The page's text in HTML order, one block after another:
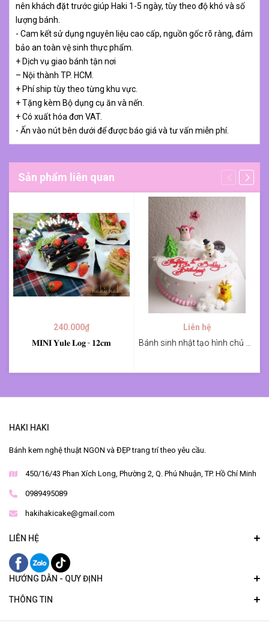
nên khách đặt trước giúp Haki 1-5 ngày, tùy theo độ khó và số
lượng bánh.
- Cam kết sử dụng nguyên liệu cao cấp, nguồn gốc rõ ràng, đảm
bảo an toàn vệ sinh thực phẩm.
+ Dịch vụ giao bánh tận nơi
– Nội thành TP. HCM.
+ Phí ship tùy theo từng khu vực.
+ Tặng kèm Bộ dụng cụ ăn và nến.
+ Có xuất hóa đơn VAT.
- Ấn vào nút bên dưới để được báo giá và tư vấn miễn phí.
Sản phẩm liên quan
240.000₫
𝐌𝐈𝐍𝐈 𝐘𝐮𝐥𝐞 𝐋𝐨𝐠 - 𝟏𝟐𝐜𝐦
Liên hệ
HAKI HAKI
Bánh kem nghệ thuật NGON và ĐẸP trang trí theo yêu cầu.
450/16/43 Phan Xích Long, Phường 2, Q. Phú Nhuận, TP. Hồ Chí Minh
0989495089
hakihakicake@gmail.com
LIÊN HỆ
HƯỚNG DẪN - QUY ĐỊNH
THÔNG TIN